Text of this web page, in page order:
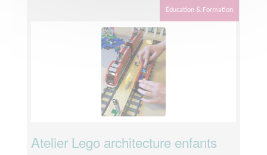
Éducation & Formation
Atelier Lego architecture enfants